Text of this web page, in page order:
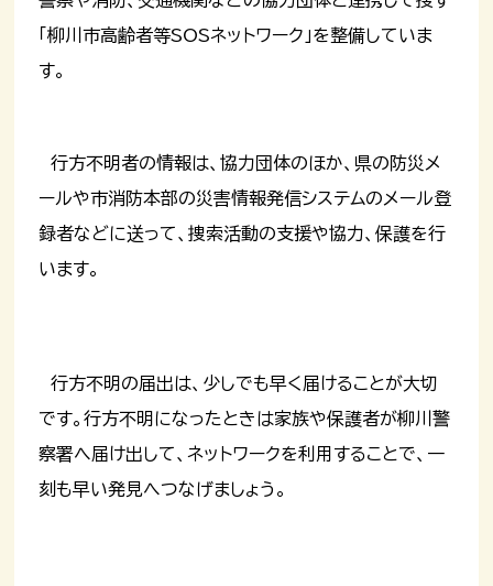
「柳川市高齢者等SOSネットワーク」を整備していま
す。
行方不明者の情報は、協力団体のほか、県の防災メ
ールや市消防本部の災害情報発信システムのメール登
録者などに送って、捜索活動の支援や協力、保護を行
います。
行方不明の届出は、少しでも早く届けることが大切
です。行方不明になったときは家族や保護者が柳川警
察署へ届け出して、ネットワークを利用することで、一
刻も早い発見へつなげましょう。